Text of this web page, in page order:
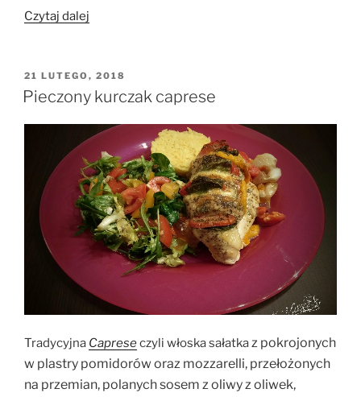
Czytaj dalej
kurczaka”
OPUBLIKOWANE
W
21 LUTEGO, 2018
Pieczony kurczak caprese
Tradycyjna Capreseczyli włoska sałatkaz pokrojonych
w plastry pomidorów oraz mozzarelli, przełożonych
na przemian, polanych sosem z oliwy z oliwek,